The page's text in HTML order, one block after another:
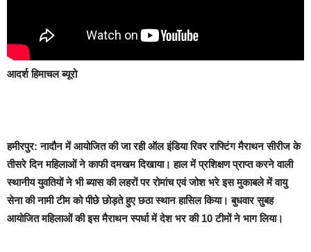
आदर्श हिमाचल ब्यूरो
हमीरपुर: नादौन में आयोजित की जा रही ऑल इंडिया रिवर राफ्टिंग मैराथन सीरीज के
तीसरे दिन महिलाओं ने काफी दमखम दिखाया। हाल में प्रशिक्षण प्राप्त करने वाली
स्थानीय युवतियों ने भी ब्यास की लहरों पर रोमांच एवं जोश भरे इस मुकाबले में वायु
सेना की नामी टीम को पीछे छोड़ते हुए छठा स्थान हासिल किया। बुधवार सुबह
आयोजित महिलाओं की इस मैराथन स्पर्धा में देश भर की 10 टीमों ने भाग लिया।